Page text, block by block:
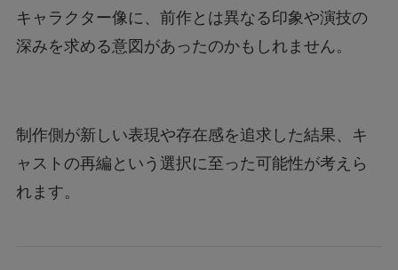
キャラクター像に、前作とは異なる印象や演技の
深みを求める意図があったのかもしれません。
制作側が新しい表現や存在感を追求した結果、キ
ャストの再編という選択に至った可能性が考えら
れます。